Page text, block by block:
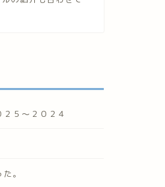
５～２０２４
。